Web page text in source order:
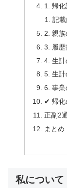
1. 帰
記載
2. 親
3. 履歴
4. 生計
5. 生計
6. 事業
✔ 帰化
正副2
まとめ
私について